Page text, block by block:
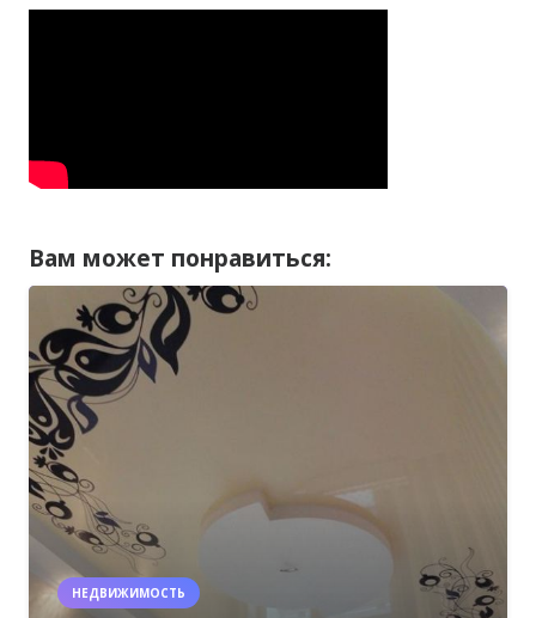
Вам может понравиться:
НЕДВИЖИМОСТЬ